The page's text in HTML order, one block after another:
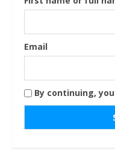
Email
By continuing,